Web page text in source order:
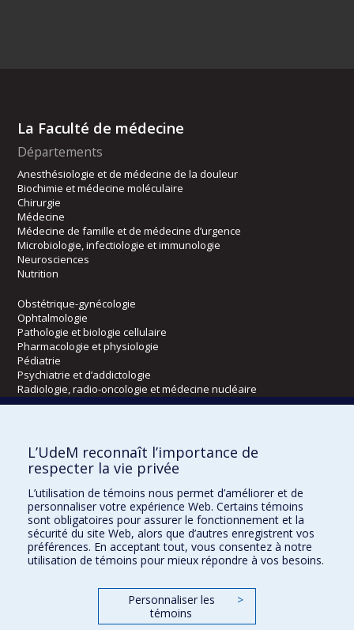
La Faculté de médecine
Départements
Anesthésiologie et de médecine de la douleur
Biochimie et médecine moléculaire
Chirurgie
Médecine
Médecine de famille et de médecine d’urgence
Microbiologie, infectiologie et immunologie
Neurosciences
Nutrition
Obstétrique-gynécologie
Ophtalmologie
Pathologie et biologie cellulaire
Pharmacologie et physiologie
Pédiatrie
Psychiatrie et d’addictologie
Radiologie, radio-oncologie et médecine nucléaire
Kinésiologie et des sciences de l’activité physique
Orthophonie et audiologie
Réadaptation
Directions
DPC
CPASS
L’UdeM reconnaît l’importance de
respecter la vie privée
L’utilisation de témoins nous permet d’améliorer et de
personnaliser votre expérience Web. Certains témoins
sont obligatoires pour assurer le fonctionnement et la
sécurité du site Web, alors que d’autres enregistrent vos
préférences. En acceptant tout, vous consentez à notre
utilisation de témoins pour mieux répondre à vos besoins.
Personnaliser les
témoins
>